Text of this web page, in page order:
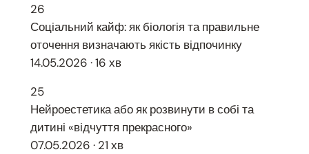
26
Соціальний кайф: як біологія та правильне
оточення визначають якість відпочинку
14.05.2026 · 16 хв
25
Нейроестетика або як розвинути в собі та
дитині «відчуття прекрасного»
07.05.2026 · 21 хв